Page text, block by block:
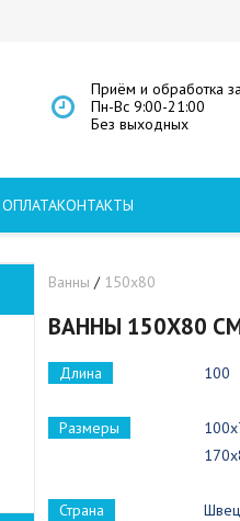
Приём и обработка
Пн-Вс 9:00-21:00
Без выходных
КОНТАКТЫ
Ванны / 150х80
ВАННЫ 150Х80
Длина 100
Размеры
Страна